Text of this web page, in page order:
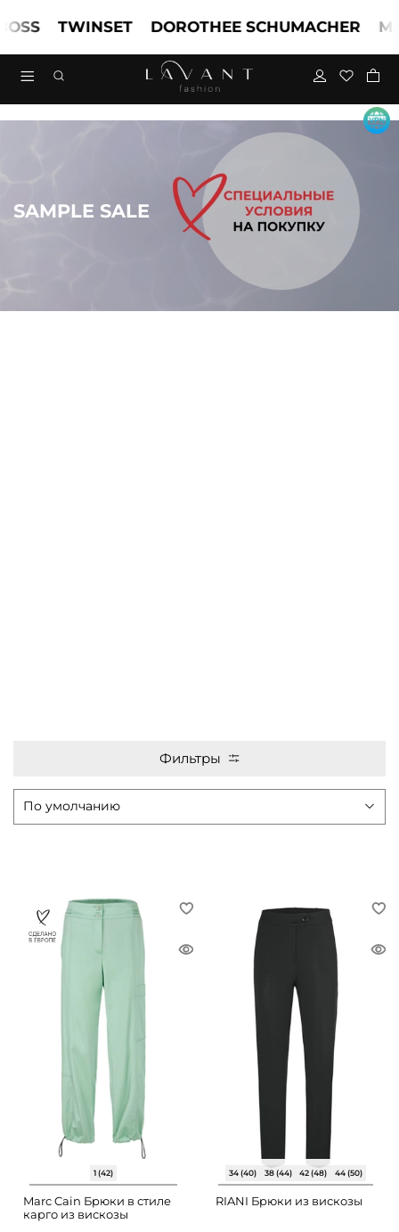
TWINSET DOROTHEE SCHUMACHER
SAMPLE SALE
Фильтры
1 (42)
Marc Cain Брюки в стиле
карго из вискозы
34 (40) 38 (44) 42 (48) 44 (50)
RIANI Брюки из вискозы